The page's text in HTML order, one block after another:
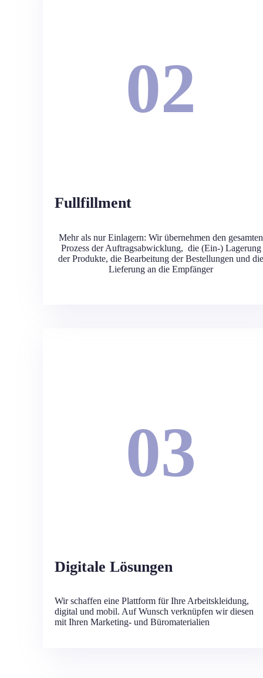
02
Fullfillment
Mehr als nur Einlagern: Wir übernehmen den gesamten
Prozess der Auftragsabwicklung, die (Ein-) Lagerung
der Produkte, die Bearbeitung der Bestellungen und die
Lieferung an die Empfänger
03
Digitale Lösungen
Wir schaffen eine Plattform für Ihre Arbeitskleidung,
digital und mobil. Auf Wunsch verknüpfen wir diesen
mit Ihren Marketing- und Büromaterialien